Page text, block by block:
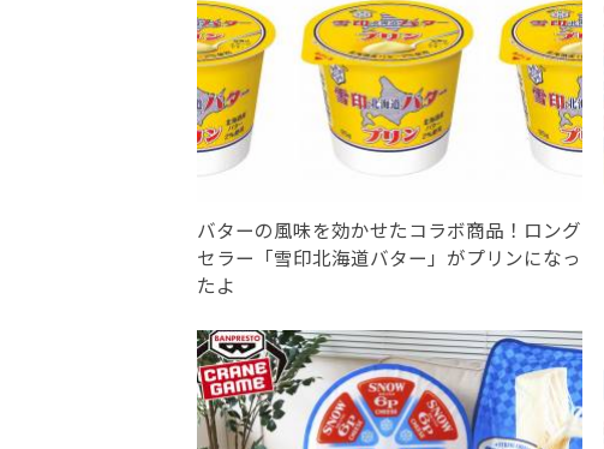
バターの風味を効かせたコラボ商品！ロング
セラー「雪印北海道バター」がプリンになっ
たよ